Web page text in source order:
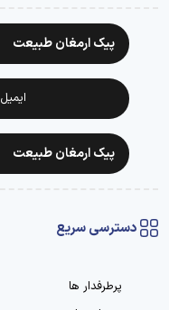
پیک ارمغان طبیعت
ایمیل arnanjavan55@gmail.com
پیک ارمغان طبیعت
دسترسی سریع
پرطرفدار ها